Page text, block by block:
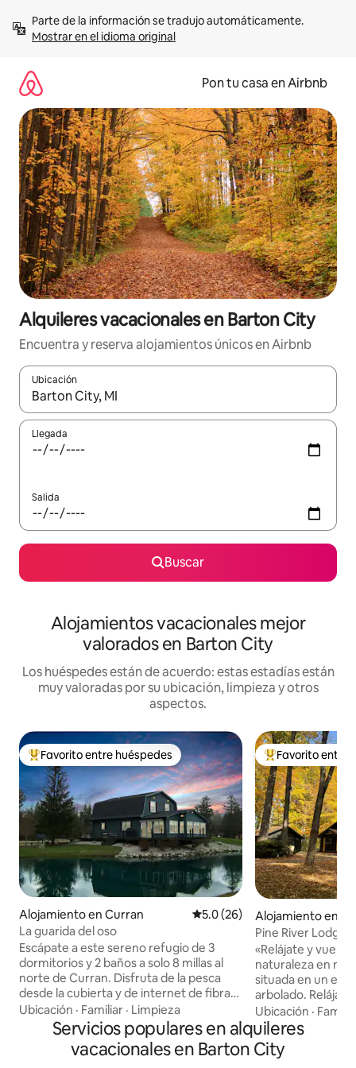
contenidoMostrar en el idioma original
Pon tu casa en Airbnb
Alquileres vacacionales en Barton City
Encuentra y reserva alojamientos únicos en Airbnb
Ubicación
Cuando los resultados estén disponibles, navega con las
Llegada
Salida
Buscar
Alojamientos vacacionales mejor
valorados en Barton City
Los huéspedes están de acuerdo: estas estadías están
muy valoradas por su ubicación, limpieza y otros
aspectos.
Favorito entre huéspedes preferido
Favorito entre huéspedes
Alojamiento en Curran Calificación promedio: 5.0 de
5.0 (26)
La guarida del oso
Escápate a este sereno refugio de 3
dormitorios y 2 baños a solo 8 millas al
norte de Curran. Disfruta de la pesca
desde la cubierta y de internet de fibra
óptica. En el interior, encontrarás
armarios de nogal, electrodomésticos
de acero inoxidable y una amplia sala de
estar con acceso a la terraza envolvente
Ubicación · Familiar · Limpieza
Favorito entre
Favorito entre
Alojamiento en
Pine River Lodge
«Relájate y
naturaleza en
situada en un
arbolado.
porche o
cabina principal
habitaciones y un
una cabina de
Ubicación ·
Servicios populares en alquileres
vacacionales en Barton City